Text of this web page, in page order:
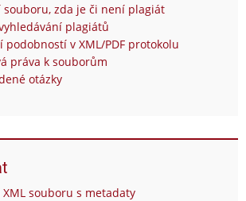
souboru, zda je či není plagiát
plagiátů
podobností v XML/PDF protokolu
práva k souborům
otázky
souboru s metadaty